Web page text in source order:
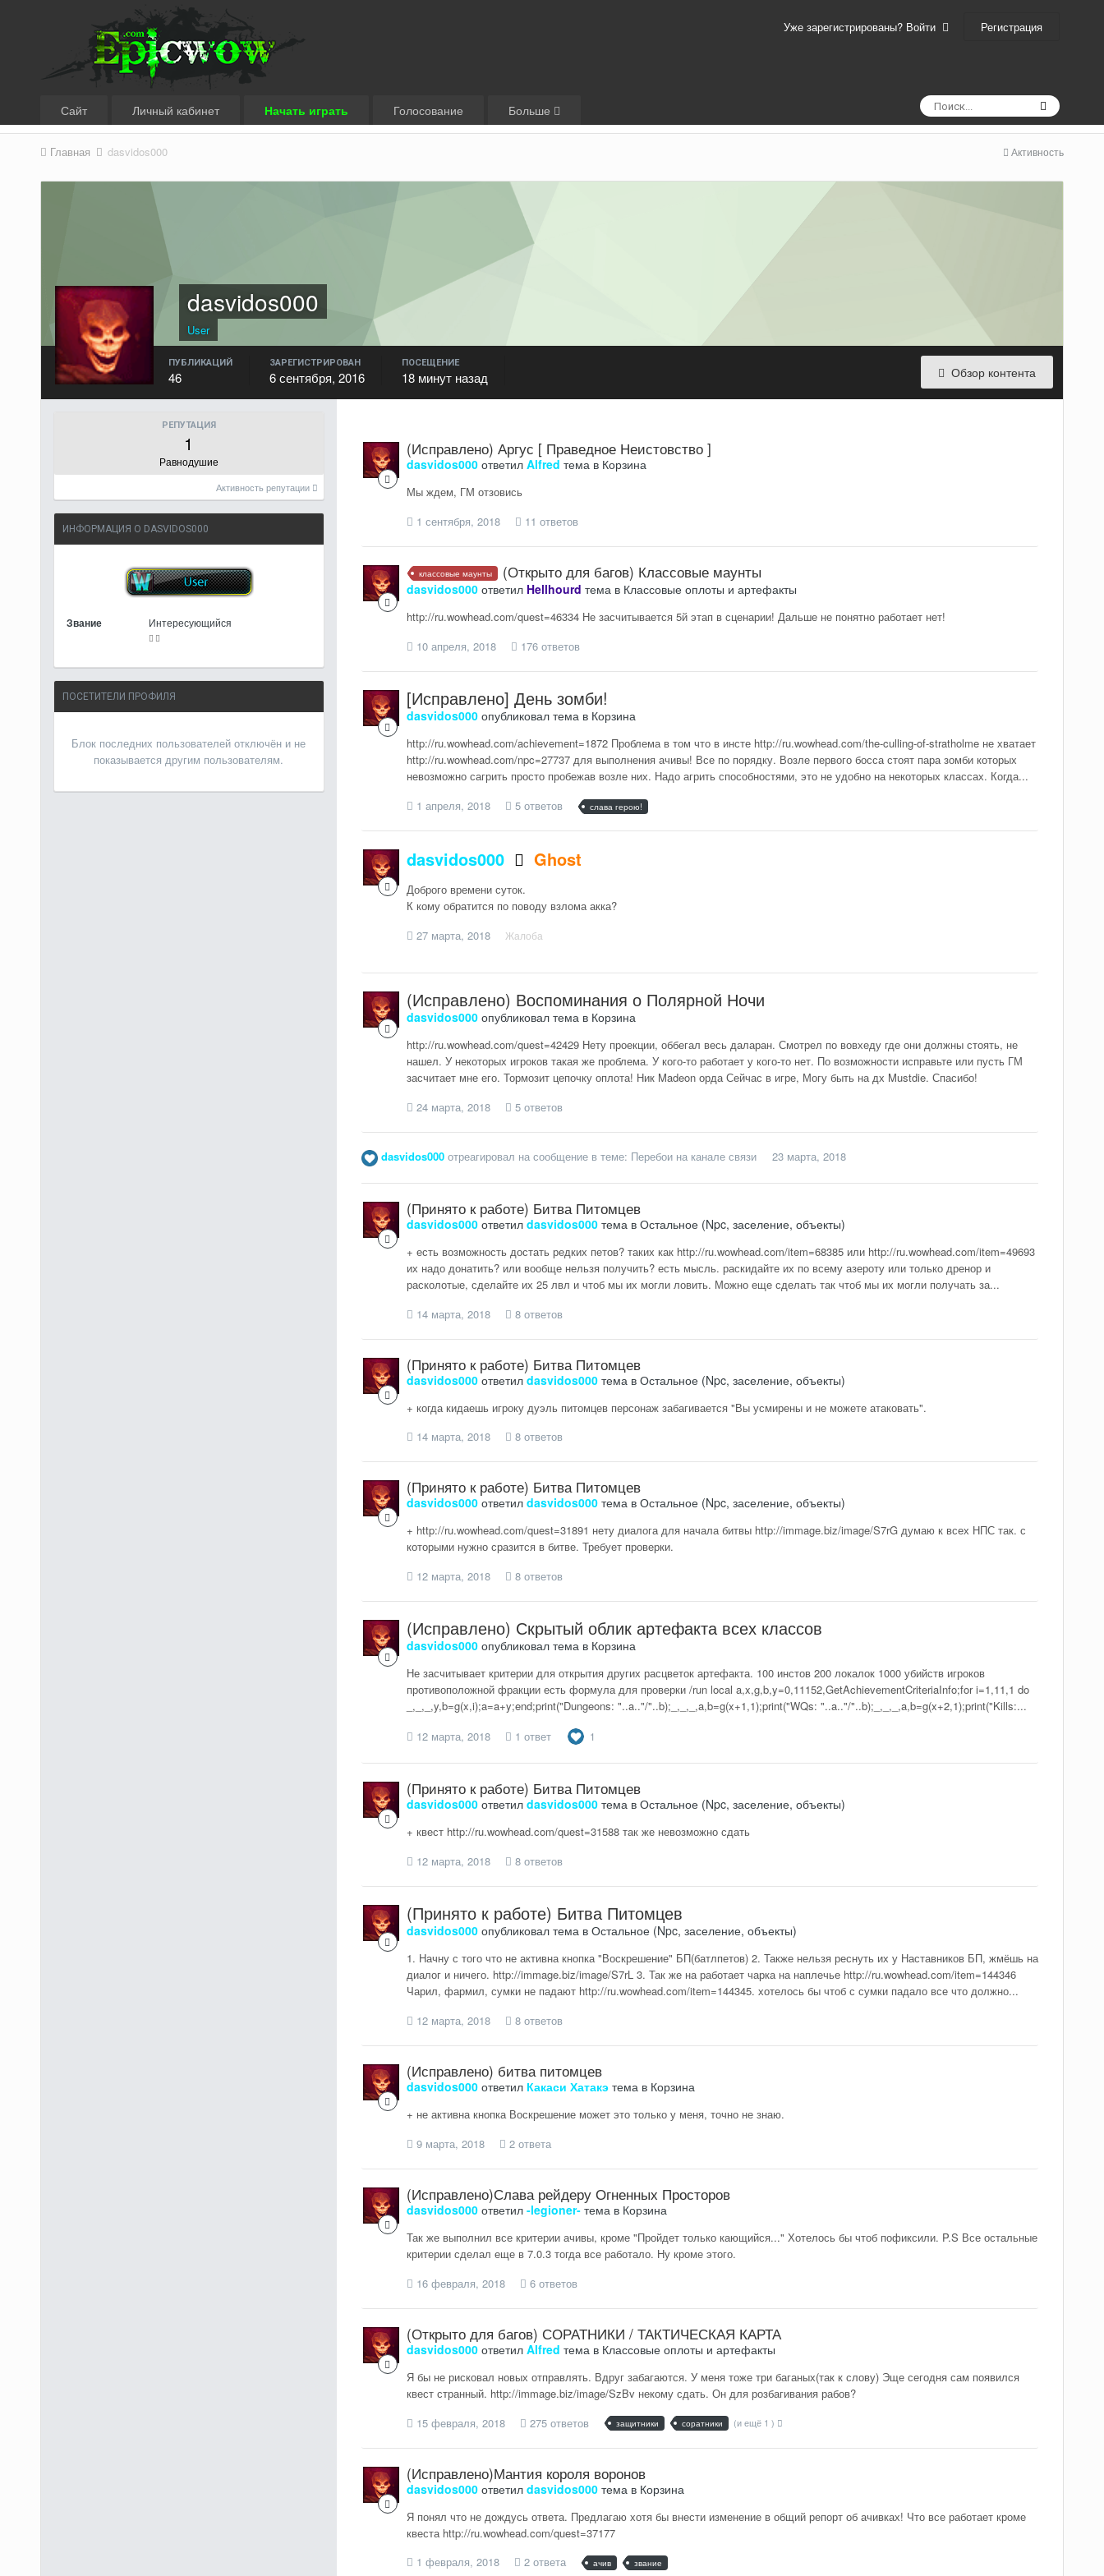
Уже зарегистрированы? Войти Регистрация
Сайт Личный кабинет Начать играть Голосование Больше
Активность
Главная dasvidos000
dasvidos000
User
Обзор контента
ПУБЛИКАЦИЙ
46
ЗАРЕГИСТРИРОВАН
6 сентября, 2016
ПОСЕЩЕНИЕ
18 минут назад
РЕПУТАЦИЯ
1
Равнодушие
Активность репутации
ИНФОРМАЦИЯ О DASVIDOS000
Звание Интересующийся
ПОСЕТИТЕЛИ ПРОФИЛЯ
Блок последних пользователей отключён и не
показывается другим пользователям.
(Исправлено) Аргус [ Праведное Неистовство ]
dasvidos000ответил Alfred тема в Корзина
Мы ждем, ГМ отзовись
1 сентября, 2018
11 ответов
классовые маунты (Открыто для багов) Классовые маунты
dasvidos000ответил Hellhourd тема в Классовые оплоты и артефакты
http://ru.wowhead.com/quest=46334 Не засчитывается 5й этап в сценарии! Дальше не понятно работает нет!
10 апреля, 2018
176 ответов
[Исправлено] День зомби!
dasvidos000опубликовал тема в Корзина
http://ru.wowhead.com/achievement=1872 Проблема в том что в инсте http://ru.wowhead.com/the-culling-of-stratholme не хватает
http://ru.wowhead.com/npc=27737 для выполнения ачивы! Все по порядку. Возле первого босса стоят пара зомби которых
невозможно сагрить просто пробежав возле них. Надо агрить способностями, это не удобно на некоторых классах. Когда...
1 апреля, 2018
5 ответов слава герою!
dasvidos000 Ghost
Доброго времени суток.
К кому обратится по поводу взлома акка?
27 марта, 2018
Жалоба
(Исправлено) Воспоминания о Полярной Ночи
dasvidos000опубликовал тема в Корзина
http://ru.wowhead.com/quest=42429 Нету проекции, оббегал весь даларан. Смотрел по вовхеду где они должны стоять, не
нашел. У некоторых игроков такая же проблема. У кого-то работает у кого-то нет. По возможности исправьте или пусть ГМ
засчитает мне его. Тормозит цепочку оплота! Ник Madeon орда Сейчас в игре, Могу быть на дх Mustdie. Спасибо!
24 марта, 2018
5 ответов
dasvidos000отреагировал на сообщение в теме: Перебои на канале связи 23 марта, 2018
(Принято к работе) Битва Питомцев
dasvidos000ответил dasvidos000тема в Остальное (Npc, заселение, объекты)
+ есть возможность достать редких петов? таких как http://ru.wowhead.com/item=68385 или http://ru.wowhead.com/item=49693
их надо донатить? или вообще нельзя получить? есть мысль. раскидайте их по всему азероту или только дренор и
расколотые, сделайте их 25 лвл и чтоб мы их могли ловить. Можно еще сделать так чтоб мы их могли получать за...
14 марта, 2018
8 ответов
(Принято к работе) Битва Питомцев
dasvidos000ответил dasvidos000тема в Остальное (Npc, заселение, объекты)
+ когда кидаешь игроку дуэль питомцев персонаж забагивается "Вы усмирены и не можете атаковать".
14 марта, 2018
8 ответов
(Принято к работе) Битва Питомцев
dasvidos000ответил dasvidos000тема в Остальное (Npc, заселение, объекты)
+ http://ru.wowhead.com/quest=31891 нету диалога для начала битвы http://immage.biz/image/S7rG думаю к всех НПС так. с
которыми нужно сразится в битве. Требует проверки.
12 марта, 2018
8 ответов
(Исправлено) Скрытый облик артефакта всех классов
dasvidos000опубликовал тема в Корзина
Не засчитывает критерии для открытия других расцветок артефакта. 100 инстов 200 локалок 1000 убийств игроков
противоположной фракции есть формула для проверки /run local a,x,g,b,y=0,11152,GetAchievementCriteriaInfo;for i=1,11,1 do
_,_,_,y,b=g(x,i);a=a+y;end;print("Dungeons: "..a.."/"..b);_,_,_,a,b=g(x+1,1);print("WQs: "..a.."/"..b);_,_,_,a,b=g(x+2,1);print("Kills:...
12 марта, 2018
1 ответ 1
(Принято к работе) Битва Питомцев
dasvidos000ответил dasvidos000тема в Остальное (Npc, заселение, объекты)
+ квест http://ru.wowhead.com/quest=31588 так же невозможно сдать
12 марта, 2018
8 ответов
(Принято к работе) Битва Питомцев
dasvidos000опубликовал тема в Остальное (Npc, заселение, объекты)
1. Начну с того что не активна кнопка "Воскрешение" БП(батлпетов) 2. Также нельзя реснуть их у Наставников БП, жмёшь на
диалог и ничего. http://immage.biz/image/S7rL 3. Так же на работает чарка на наплечье http://ru.wowhead.com/item=144346
Чарил, фармил, сумки не падают http://ru.wowhead.com/item=144345. хотелось бы чтоб с сумки падало все что должно...
12 марта, 2018
8 ответов
(Исправлено) битва питомцев
dasvidos000ответил Какаси Хатакэтема в Корзина
+ не активна кнопка Воскрешение может это только у меня, точно не знаю.
9 марта, 2018
2 ответа
(Исправлено)Слава рейдеру Огненных Просторов
dasvidos000ответил -legioner-тема в Корзина
Так же выполнил все критерии ачивы, кроме "Пройдет только кающийся..." Хотелось бы чтоб пофиксили. P.S Все остальные
критерии сделал еще в 7.0.3 тогда все работало. Ну кроме этого.
16 февраля, 2018
6 ответов
(Открыто для багов) СОРАТНИКИ / ТАКТИЧЕСКАЯ КАРТА
dasvidos000ответил Alfred тема в Классовые оплоты и артефакты
Я бы не рисковал новых отправлять. Вдруг забагаются. У меня тоже три баганых(так к слову) Эще сегодня сам появился
квест странный. http://immage.biz/image/SzBv некому сдать. Он для розбагивания рабов?
15 февраля, 2018
275 ответов защитники соратники (и ещё 1 )
(Исправлено)Мантия короля воронов
dasvidos000ответил dasvidos000тема в Корзина
Я понял что не дождусь ответа. Предлагаю хотя бы внести изменение в общий репорт об ачивках! Что все работает кроме
квеста http://ru.wowhead.com/quest=37177
1 февраля, 2018
2 ответа ачив звание